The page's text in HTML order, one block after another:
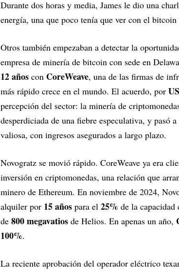
Durante dos horas y media, James le dio una
energía, una que poco tenía que ver con el
Otros también empezaban a detectar la
empresa de minería de bitcoin con sede en
12 años con CoreWeave, una de las firmas de
más rápido crece en el mundo. El acuerdo, por
percepción del sector: la minería de
desperdiciada de una fiebre especulativa, y pasó
valiosa, con ingresos asegurados a largo plazo.
Novogratz se movió rápido. CoreWeave ya era
inversión en criptomonedas, una relación que
minero de Ethereum. En noviembre de 2024,
alquiler por 15 años para el 25% de la
de 800 megavatios de Helios. En apenas un año,
100%.
La reciente aprobación del operador eléctrico